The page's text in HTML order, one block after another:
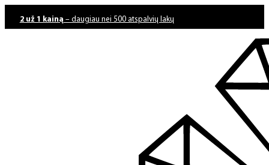
2 už 1 kainą – daugiau nei 500 atspalvių lakų